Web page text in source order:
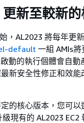
新至較新
，AL2023 將每年更
default 一組 AMIs
動的執行個體會自動
新安全性修正和效能
的核心版本，您可以
現有的 AL2023 EC2